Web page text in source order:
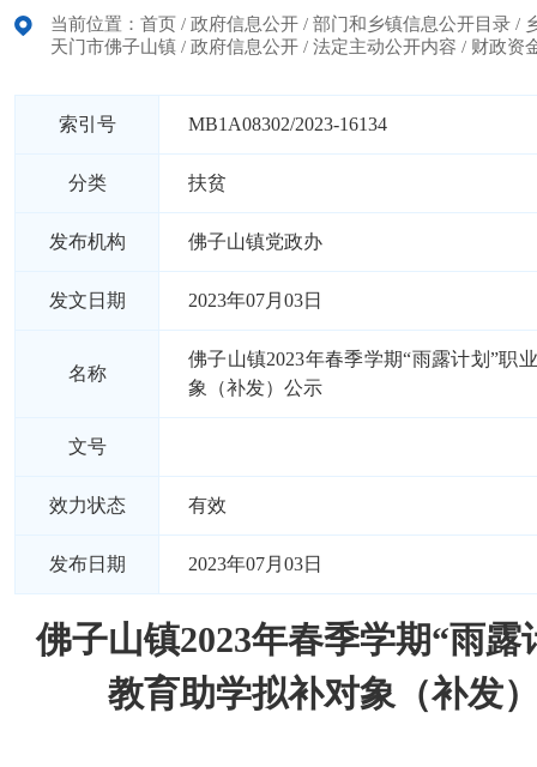
当前位置： 首页 / 政府信息公开 / 部门和乡镇信息公开目录 /
天门市佛子山镇 / 政府信息公开 / 法定主动公开内容 / 财政资
索引号 MB1A08302/2023-16134
分类 扶贫
发布机构 佛子山镇党政办
发文日期 2023年07月03日
名称
佛子山镇2023年春季学期“雨露计划”职
象（补发）公示
文号
效力状态 有效
发布日期 2023年07月03日
佛子山镇2023年春季学期“雨露
教育助学拟补对象（补发